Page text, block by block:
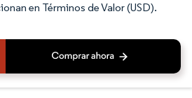
en Términos de Valor (USD).